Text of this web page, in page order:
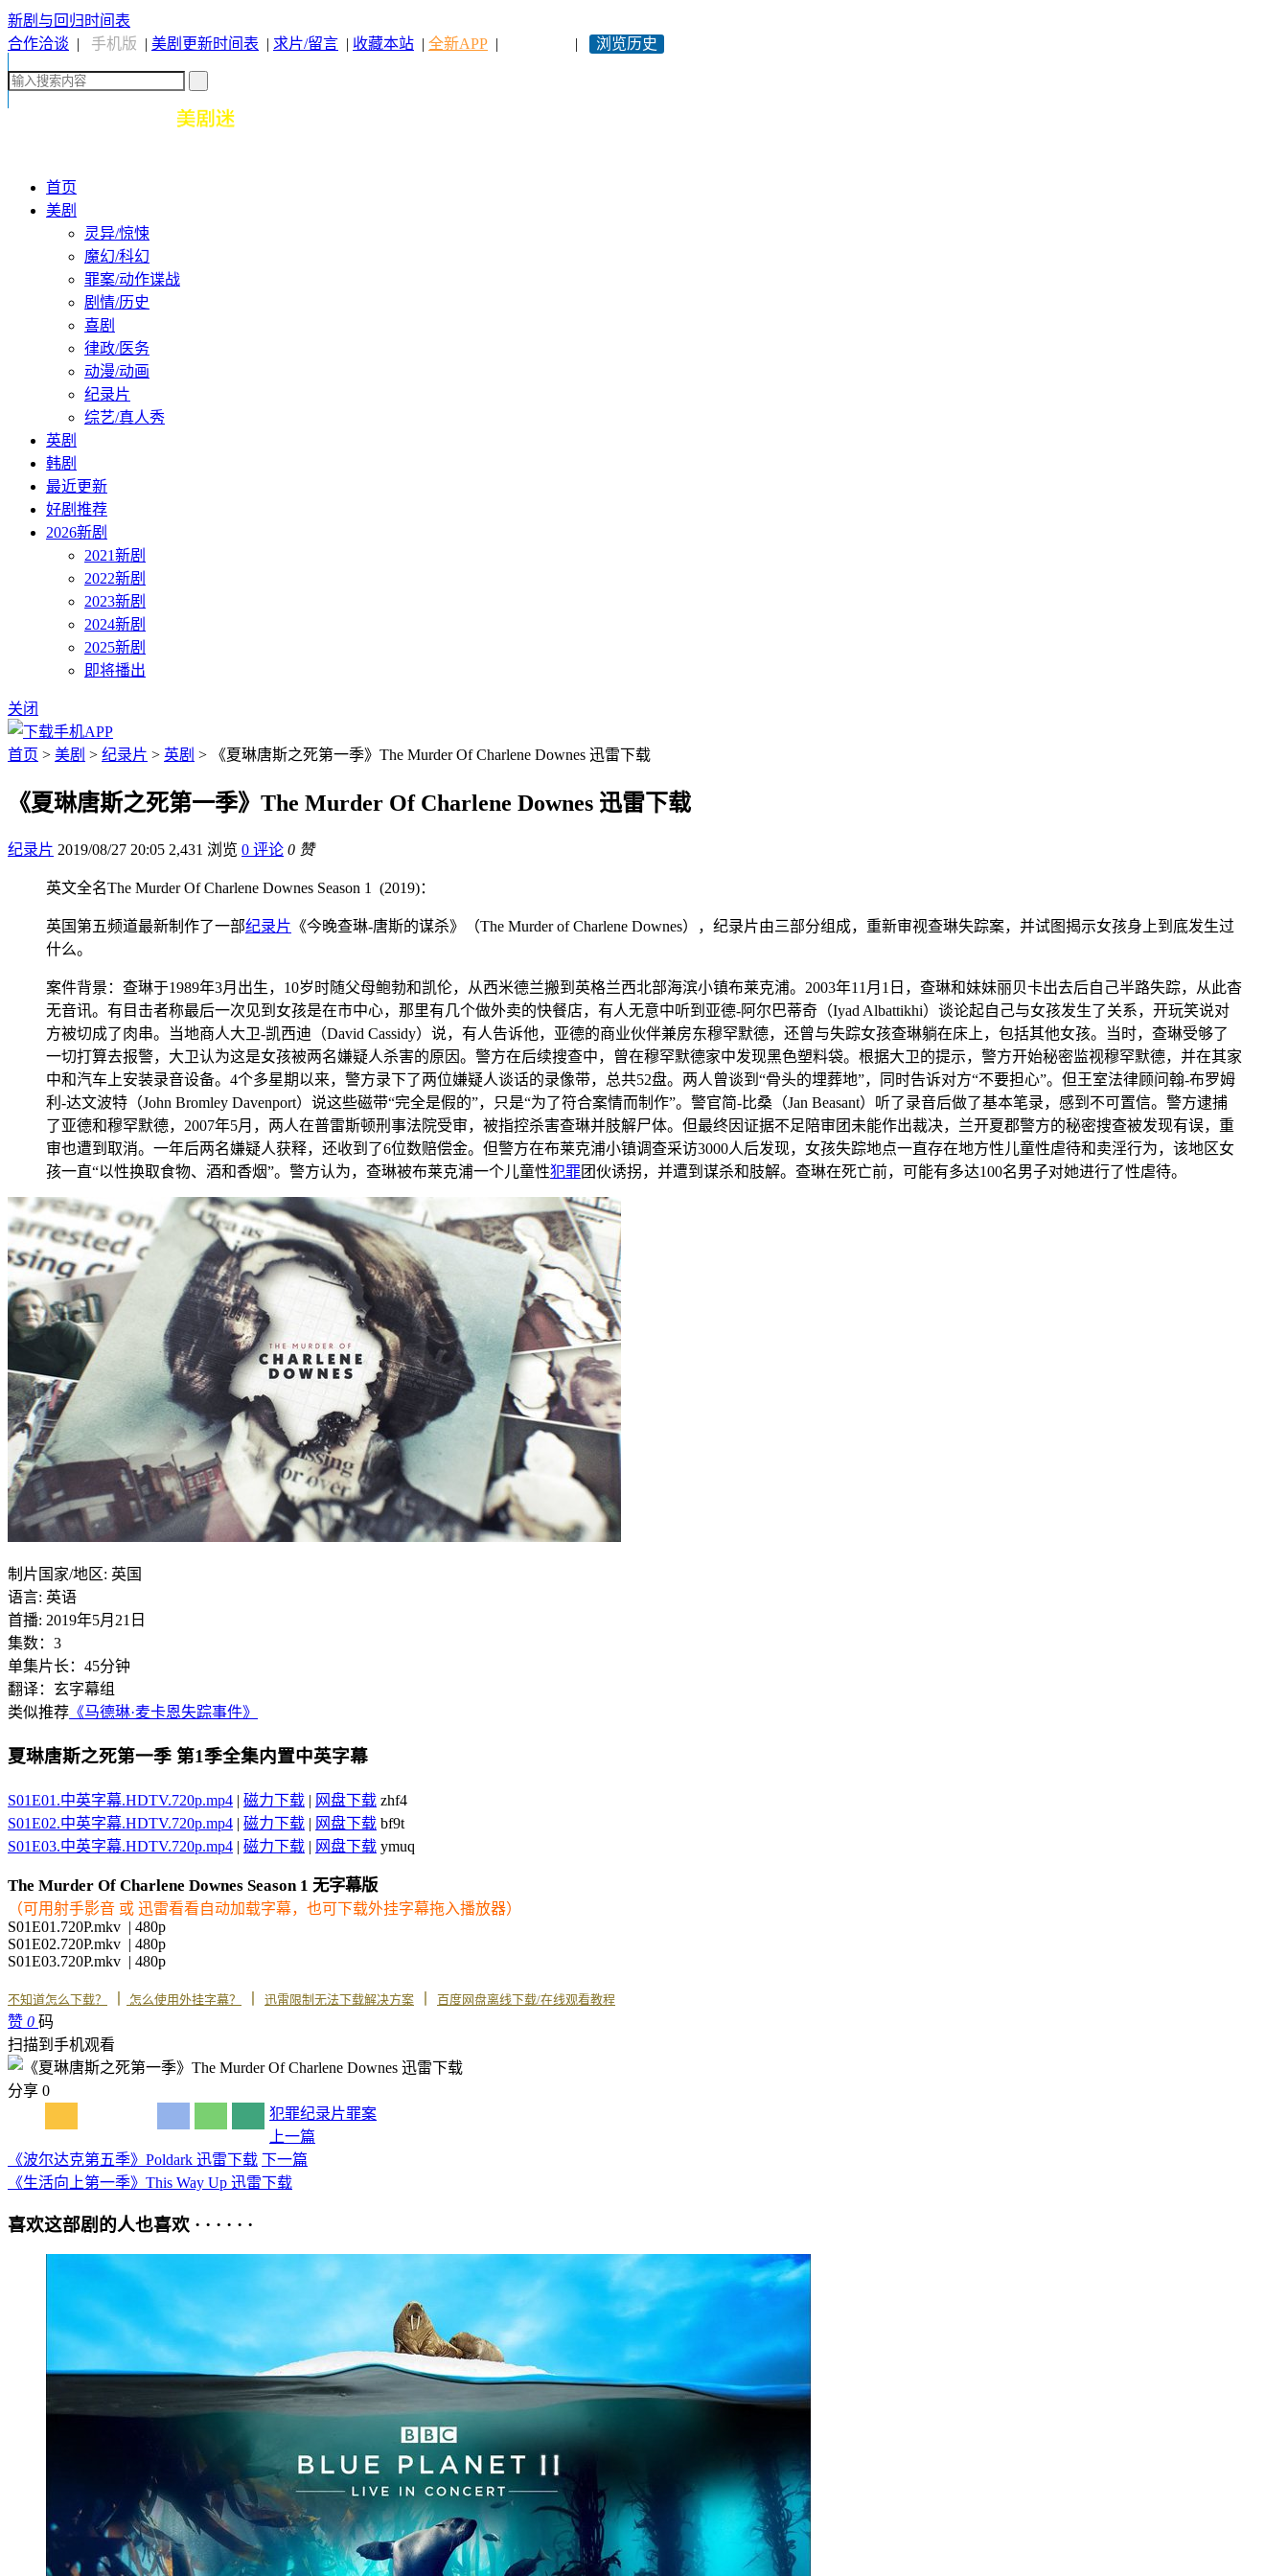
新剧与回归时间表
合作洽谈 | 手机版 | 美剧更新时间表 | 求片/留言 | 收藏本站 | 全新APP | | 浏览历史
首页
美剧
灵异/惊悚
魔幻/科幻
罪案/动作谍战
剧情/历史
喜剧
律政/医务
动漫/动画
纪录片
综艺/真人秀
英剧
韩剧
最近更新
好剧推荐
2026新剧
2021新剧
2022新剧
2023新剧
2024新剧
2025新剧
即将播出
关闭
首页 > 美剧 > 纪录片 > 英剧 > 《夏琳唐斯之死第一季》The Murder Of Charlene Downes 迅雷下载
《夏琳唐斯之死第一季》The Murder Of Charlene Downes 迅雷下载
纪录片 2019/08/27 20:05 2,431 浏览 0 评论 0 赞
英文全名The Murder Of Charlene Downes Season 1 (2019)：
英国第五频道最新制作了一部纪录片 《今晚查琳-唐斯的谋杀》（The Murder of Charlene Downes），纪录片由三部分组成，重新审视查琳失踪案，并试图揭示女孩身上到底发生过
什么。
案件背景：查琳于1989年3月出生，10岁时随父母鲍勃和凯伦，从西米德兰搬到英格兰西北部海滨小镇布莱克浦。2003年11月1日，查琳和妹妹丽贝卡出去后自己半路失踪，从此杳
无音讯。有目击者称最后一次见到女孩是在市中心，那里有几个做外卖的快餐店，有人无意中听到亚德-阿尔巴蒂奇（Iyad Albattikhi）谈论起自己与女孩发生了关系，开玩笑说对
方被切成了肉串。当地商人大卫-凯西迪（David Cassidy）说，有人告诉他，亚德的商业伙伴兼房东穆罕默德，还曾与失踪女孩查琳躺在床上，包括其他女孩。当时，查琳受够了
一切打算去报警，大卫认为这是女孩被两名嫌疑人杀害的原因。警方在后续搜查中，曾在穆罕默德家中发现黑色塑料袋。根据大卫的提示，警方开始秘密监视穆罕默德，并在其家
中和汽车上安装录音设备。4个多星期以来，警方录下了两位嫌疑人谈话的录像带，总共52盘。两人曾谈到“骨头的埋葬地”，同时告诉对方“不要担心”。但王室法律顾问翰-布罗姆
利-达文波特（John Bromley Davenport）说这些磁带“完全是假的”，只是“为了符合案情而制作”。警官简-比桑（Jan Beasant）听了录音后做了基本笔录，感到不可置信。警方逮捕
了亚德和穆罕默德，2007年5月，两人在普雷斯顿刑事法院受审，被指控杀害查琳并肢解尸体。但最终因证据不足陪审团未能作出裁决，兰开夏郡警方的秘密搜查被发现有误，重
审也遭到取消。一年后两名嫌疑人获释，还收到了6位数赔偿金。但警方在布莱克浦小镇调查采访3000人后发现，女孩失踪地点一直存在地方性儿童性虐待和卖淫行为，该地区女
孩一直“以性换取食物、酒和香烟”。警方认为，查琳被布莱克浦一个儿童性犯罪团伙诱拐，并遭到谋杀和肢解。查琳在死亡前，可能有多达100名男子对她进行了性虐待。
制片国家/地区: 英国
语言: 英语
首播: 2019年5月21日
集数：3
单集片长：45分钟
翻译：玄字幕组
类似推荐 《马德琳·麦卡恩失踪事件》
夏琳唐斯之死第一季 第1季全集内置中英字幕
S01E01.中英字幕.HDTV.720p.mp4 | 磁力下载 | 网盘下载 zhf4
S01E02.中英字幕.HDTV.720p.mp4 | 磁力下载 | 网盘下载 bf9t
S01E03.中英字幕.HDTV.720p.mp4 | 磁力下载 | 网盘下载 ymuq
The Murder Of Charlene Downes Season 1 无字幕版
（可用射手影音 或 迅雷看看自动加载字幕，也可下载外挂字幕拖入播放器）
S01E01.720P.mkv | 480p
S01E02.720P.mkv | 480p
S01E03.720P.mkv | 480p
不知道怎么下载？ 怎么使用外挂字幕？ 迅雷限制无法下载解决方案 百度网盘离线下载/在线观看教程
赞 0 码
扫描到手机观看
分享 0
犯罪纪录片罪案
上一篇
《波尔达克第五季》Poldark 迅雷下载 下一篇
《生活向上第一季》This Way Up 迅雷下载
喜欢这部剧的人也喜欢 · · · · · ·